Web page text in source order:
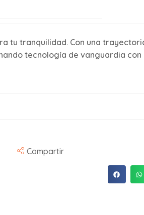
tu tranquilidad. Con una
tecnología de vanguardia con
Compartir